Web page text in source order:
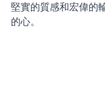
堅實的質感和宏偉的
的心。